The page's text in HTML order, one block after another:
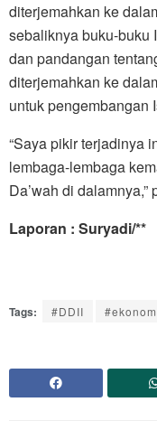
diterjemahkan ke
sebaliknya buku-buku
dan pandangan
diterjemahkan ke
untuk pengembangan
“Saya pikir terjadinya
lembaga-lembaga
Da’wah di dalamnya,”
Laporan : Suryadi/**
Tags: #DDII